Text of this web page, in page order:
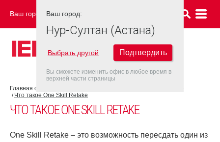
Ваш город: НУР-СУЛТАН (АСТАНА)
Главная страница
Что такое One Skill Retake
ЧТО ТАКОЕ ONE SKILL RETAKE
One Skill Retake – это возможность пересдать один из
Ваш город:
Нур-Султан (Астана)
Выбрать другой Подтвердить
Вы сможете изменить офис в любое время в
верхней части страницы